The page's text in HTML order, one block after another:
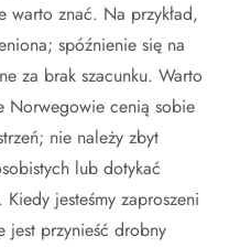
warto znać. Na przykład,
spóźnienie się na
za brak szacunku. Warto
Norwegowie cenią sobie
nie należy zbyt
lub dotykać
jesteśmy zaproszeni
przynieść drobny